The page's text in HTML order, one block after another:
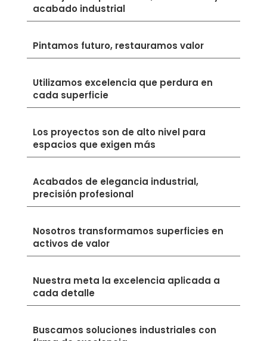
acabado industrial
Pintamos futuro, restauramos valor
Utilizamos excelencia que perdura en
cada superficie
Los proyectos son de alto nivel para
espacios que exigen más
Acabados de elegancia industrial,
precisión profesional
Nosotros transformamos superficies en
activos de valor
Nuestra meta la excelencia aplicada a
cada detalle
Buscamos soluciones industriales con